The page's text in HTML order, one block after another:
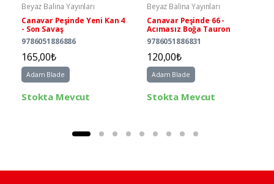
Beyaz Balina Yayınları
Canavar Peşinde Yeni Kan 4
- Son Savaş
9786051886886
165,00₺
Adam Blade
Stokta Mevcut
Beyaz Balina Yayınları
Canavar Peşinde 66 -
Acımasız Boğa Tauron
9786051886831
120,00₺
Adam Blade
Stokta Mevcut